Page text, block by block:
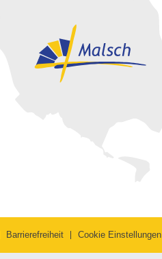
Barrierefreiheit Cookie Einstellungen